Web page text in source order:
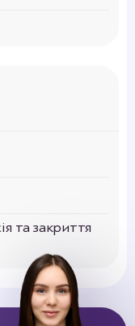
та закриття